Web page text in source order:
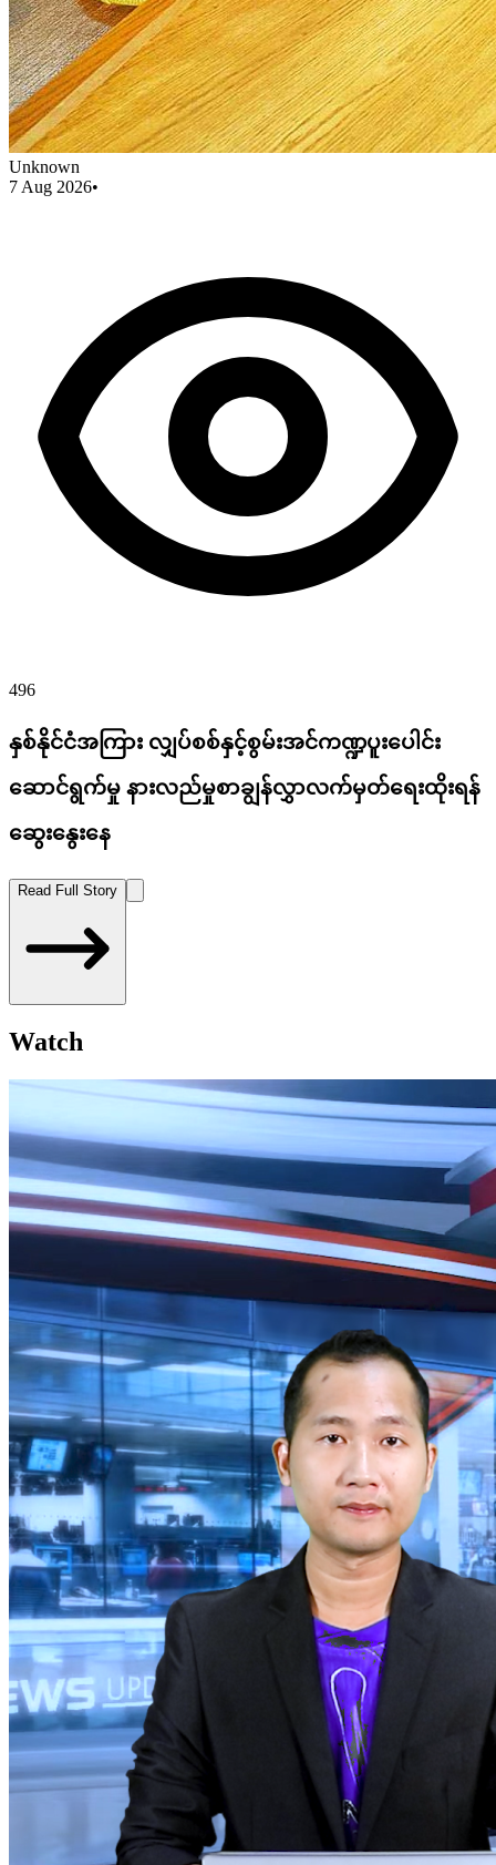
Unknown
7 Aug 2026•
496
နှစ်နိုင်ငံအကြား လျှပ်စစ်နှင့်စွမ်းအင်ကဏ္ဍပူးပေါင်း
ဆောင်ရွက်မှု နားလည်မှုစာချွန်လွှာလက်မှတ်ရေးထိုးရန်
ဆွေးနွေးနေ
Read Full Story
Watch